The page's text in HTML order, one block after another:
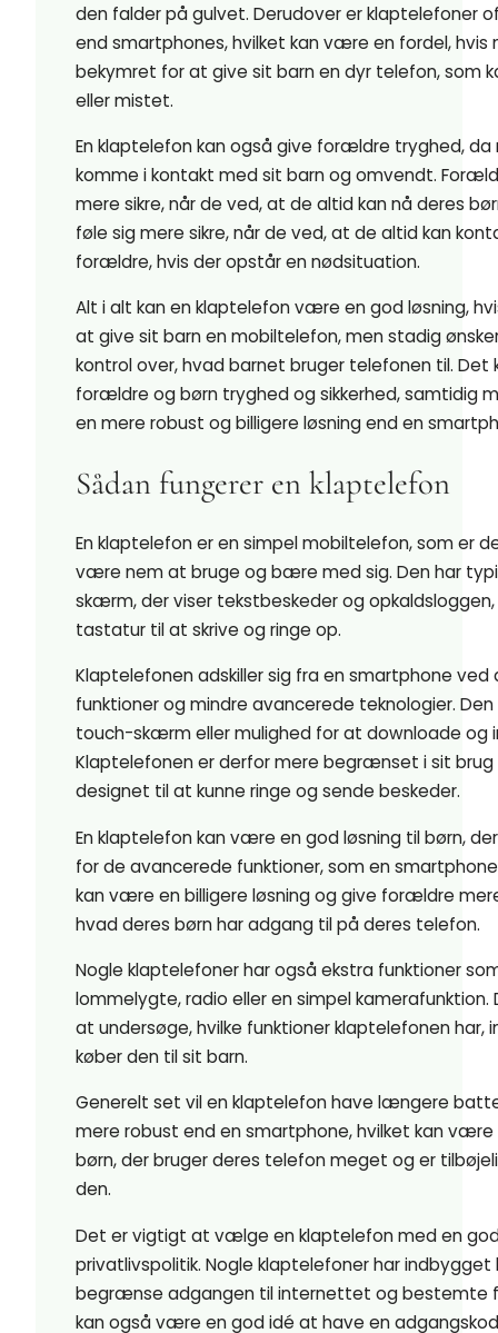
den falder på gulvet. Derudover er klaptelefoner
end smartphones, hvilket kan være en fordel, hvis
bekymret for at give sit barn en dyr telefon, som
eller mistet.
En klaptelefon kan også give forældre tryghed, da
komme i kontakt med sit barn og omvendt.
mere sikre, når de ved, at de altid kan nå deres
føle sig mere sikre, når de ved, at de altid kan
forældre, hvis der opstår en nødsituation.
Alt i alt kan en klaptelefon være en god løsning,
at give sit barn en mobiltelefon, men stadig
kontrol over, hvad barnet bruger telefonen til. Det
forældre og børn tryghed og sikkerhed, samtidig
en mere robust og billigere løsning end en
Sådan fungerer en klaptelefon
En klaptelefon er en simpel mobiltelefon, som er
være nem at bruge og bære med sig. Den har
skærm, der viser tekstbeskeder og
tastatur til at skrive og ringe op.
Klaptelefonen adskiller sig fra en smartphone
funktioner og mindre avancerede teknologier. Den
touch-skærm eller mulighed for at downloade og
Klaptelefonen er derfor mere begrænset i sit
designet til at kunne ringe og sende beskeder.
En klaptelefon kan være en god løsning til børn,
for de avancerede funktioner, som en
kan være en billigere løsning og give forældre
hvad deres børn har adgang til på deres telefon.
Nogle klaptelefoner har også ekstra funktioner
lommelygte, radio eller en simpel
at undersøge, hvilke funktioner klaptelefonen har,
køber den til sit barn.
Generelt set vil en klaptelefon have længere
mere robust end en smartphone, hvilket kan
børn, der bruger deres telefon meget og er
den.
Det er vigtigt at vælge en klaptelefon med en
privatlivspolitik. Nogle klaptelefoner har indbygget
begrænse adgangen til internettet og bestemte
kan også være en god idé at have en